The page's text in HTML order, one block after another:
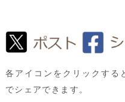
各アイコンをクリックする
でシェアできます。